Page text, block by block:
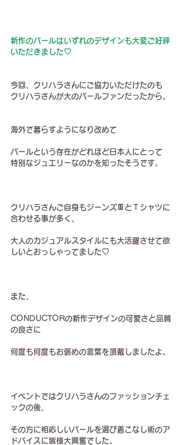
新作のパールはいずれのデザインも大変ご好評
いただきました♡
今回、クリハラさんにご協力いただけたのも
クリハラさんが大のパールファンだったから。
海外で暮らすようになり改めて
パールという存在がどれほど日本人にとって
特別なジュエリーなのかを知ったそうです。
クリハラさんご自身もジーンズ👖とＴシャツに
合わせる事が多く、
大人のカジュアルスタイルにも大活躍させて欲
しいとおっしゃってました♡
また、
CONDUCTORの新作デザインの可愛さと品質
の良さに
何度も何度もお褒めの言葉を頂戴しましたよ。
イベントではクリハラさんのファッションチェ
ックの後、
その方に相応しいパールを選び着こなし術のア
ドバイスに皆様大興奮でした。